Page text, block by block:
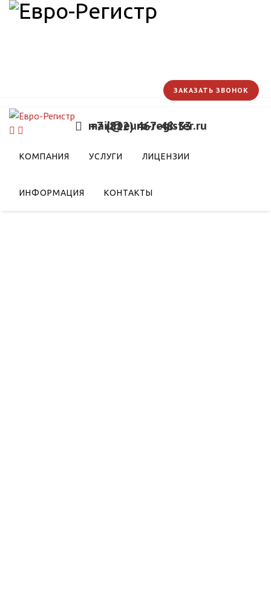
+7 (812) 467-48-33
mail@euro-register.ru
ЗАКАЗАТЬ ЗВОНОК
КОМПАНИЯ УСЛУГИ ЛИЦЕНЗИИ
ИНФОРМАЦИЯ КОНТАКТЫ